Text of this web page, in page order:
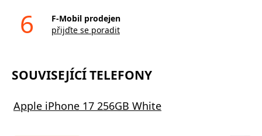
6
F-Mobil prodejen
přijďte se poradit
SOUVISEJÍCÍ TELEFONY
Apple iPhone 17 256GB White